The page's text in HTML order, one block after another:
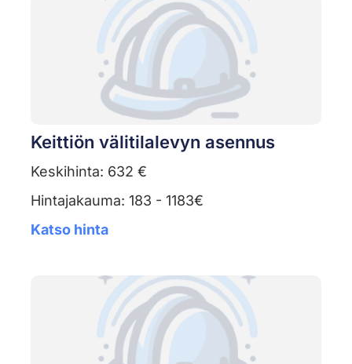
Keittiön välitilalevyn asennus
Keskihinta: 632 €
Hintajakauma: 183 - 1183€
Katso hinta